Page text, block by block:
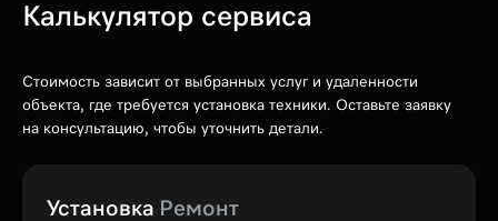
Калькулятор сервиса
Стоимость зависит от выбранных услуг и удаленности
объекта, где требуется установка техники. Оставьте заявку
на консультацию, чтобы уточнить детали.
Установка Ремонт